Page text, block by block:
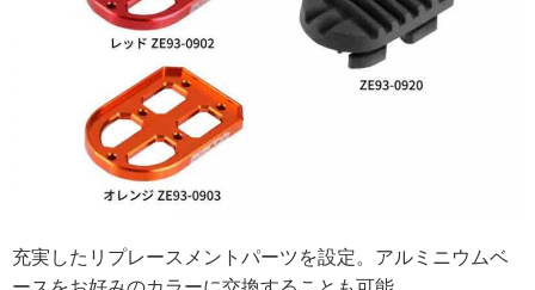
充実したリプレースメントパーツを設定。アルミニウムベ